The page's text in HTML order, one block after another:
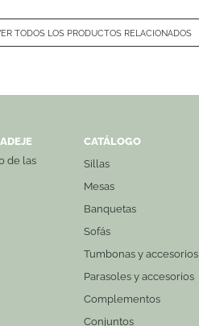
TODOS LOS PRODUCTOS RELACIONADOS
de las
CATÁLOGO
Sillas
Mesas
Banquetas
Sofás
Tumbonas y accesorios
Parasoles y accesorios
Complementos
Conjuntos